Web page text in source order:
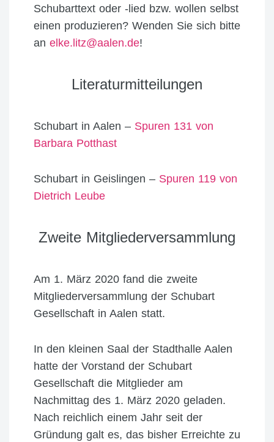
Schubarttext oder -lied bzw. wollen selbst
einen produzieren? Wenden Sie sich bitte
an elke.litz@aalen.de!
Literaturmitteilungen
Schubart in Aalen – Spuren 131 von
Barbara Potthast
Schubart in Geislingen – Spuren 119 von
Dietrich Leube
Zweite Mitgliederversammlung
Am 1. März 2020 fand die zweite
Mitgliederversammlung der Schubart
Gesellschaft in Aalen statt.
In den kleinen Saal der Stadthalle Aalen
hatte der Vorstand der Schubart
Gesellschaft die Mitglieder am
Nachmittag des 1. März 2020 geladen.
Nach reichlich einem Jahr seit der
Gründung galt es, das bisher Erreichte zu